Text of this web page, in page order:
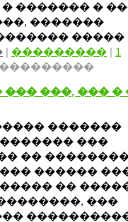
������� �
�������
�����
| ��������� | 1
����������
���, ��� �
�������
���
��
������
��
���